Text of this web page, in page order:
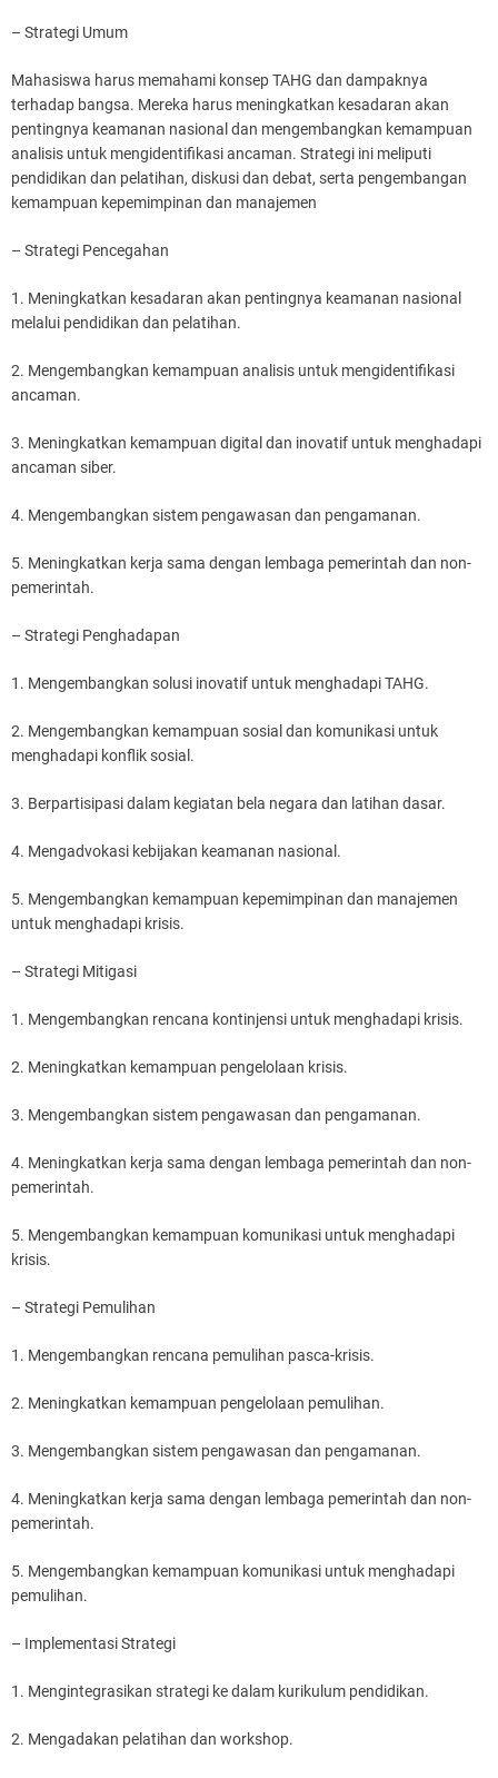
– Strategi Umum
Mahasiswa harus memahami konsep TAHG dan dampaknya
terhadap bangsa. Mereka harus meningkatkan kesadaran akan
pentingnya keamanan nasional dan mengembangkan kemampuan
analisis untuk mengidentifikasi ancaman. Strategi ini meliputi
pendidikan dan pelatihan, diskusi dan debat, serta pengembangan
kemampuan kepemimpinan dan manajemen
– Strategi Pencegahan
1. Meningkatkan kesadaran akan pentingnya keamanan nasional
melalui pendidikan dan pelatihan.
2. Mengembangkan kemampuan analisis untuk mengidentifikasi
ancaman.
3. Meningkatkan kemampuan digital dan inovatif untuk menghadapi
ancaman siber.
4. Mengembangkan sistem pengawasan dan pengamanan.
5. Meningkatkan kerja sama dengan lembaga pemerintah dan non-
pemerintah.
– Strategi Penghadapan
1. Mengembangkan solusi inovatif untuk menghadapi TAHG.
2. Mengembangkan kemampuan sosial dan komunikasi untuk
menghadapi konflik sosial.
3. Berpartisipasi dalam kegiatan bela negara dan latihan dasar.
4. Mengadvokasi kebijakan keamanan nasional.
5. Mengembangkan kemampuan kepemimpinan dan manajemen
untuk menghadapi krisis.
– Strategi Mitigasi
1. Mengembangkan rencana kontinjensi untuk menghadapi krisis.
2. Meningkatkan kemampuan pengelolaan krisis.
3. Mengembangkan sistem pengawasan dan pengamanan.
4. Meningkatkan kerja sama dengan lembaga pemerintah dan non-
pemerintah.
5. Mengembangkan kemampuan komunikasi untuk menghadapi
krisis.
– Strategi Pemulihan
1. Mengembangkan rencana pemulihan pasca-krisis.
2. Meningkatkan kemampuan pengelolaan pemulihan.
3. Mengembangkan sistem pengawasan dan pengamanan.
4. Meningkatkan kerja sama dengan lembaga pemerintah dan non-
pemerintah.
5. Mengembangkan kemampuan komunikasi untuk menghadapi
pemulihan.
– Implementasi Strategi
1. Mengintegrasikan strategi ke dalam kurikulum pendidikan.
2. Mengadakan pelatihan dan workshop.